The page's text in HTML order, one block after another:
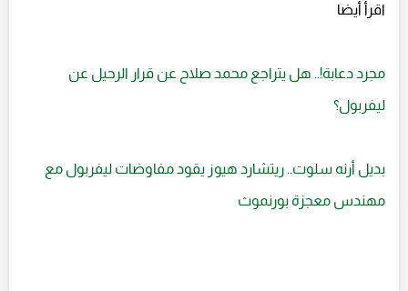
اقرأ أيضا
مجرد دعابة!.. هل يتراجع محمد صلاح عن قرار الرحيل عن
ليفربول؟
بديل أرنه سلوت.. ريتشارد هيوز يقود مفاوضات ليفربول مع
مهندس معجزة بورنموث